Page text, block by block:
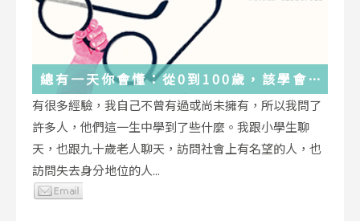
總有一天你會懂：從0到100歲，該學會
的人生大事，都在這些生活的小事裡了
有很多經驗，我自己不曾有過或尚未擁有，所以我問了
許多人，他們這一生中學到了些什麼。我跟小學生聊
天，也跟九十歲老人聊天，訪問社會上有名望的人，也
訪問失去身分地位的人...